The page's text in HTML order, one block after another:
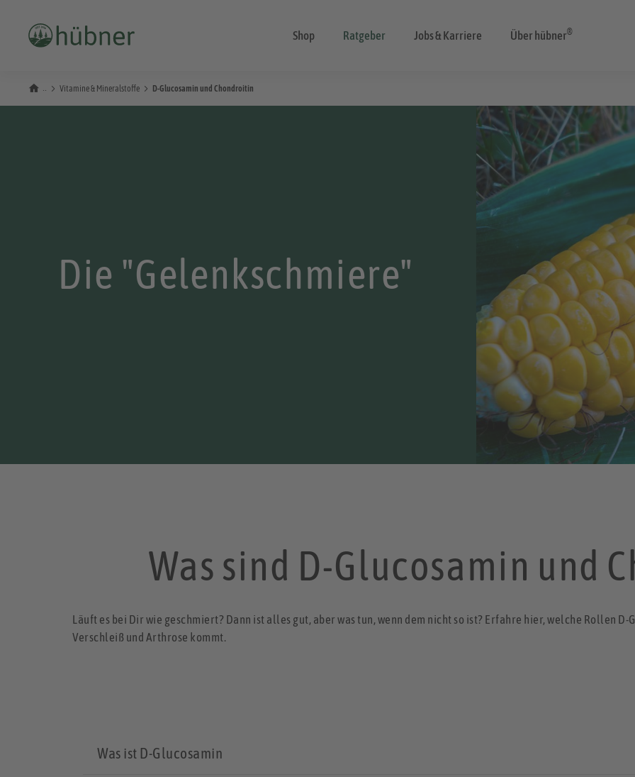
Shop Ratgeber Jobs & Karriere Über hübner®
Vitamine & Mineralstoffe D-Glucosamin und Chondroitin
Die "Gelenkschmiere"
Was sind D-Glucosamin und
Läuft es bei Dir wie geschmiert? Dann ist alles gut, aber was tun, wenn dem nicht so ist? Erfahre hier, welche Rollen
Verschleiß und Arthrose kommt.
Was ist D-Glucosamin